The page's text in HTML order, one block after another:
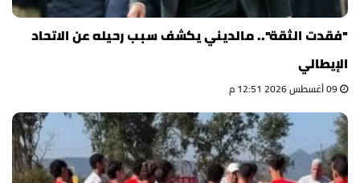
"فقدت الثقة".. مالديني يكشف سبب رحيله عن الاتحاد
الإيطالي